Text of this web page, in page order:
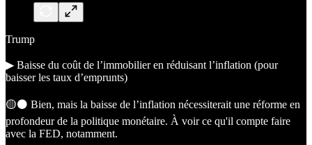
Trump
▶︎ Baisse du coût de l’immobilier en réduisant l’inflation (pour
baisser les taux d’emprunts)
🟡⚫️ Bien, mais la baisse de l’inflation nécessiterait une réforme en
profondeur de la politique monétaire. À voir ce qu'il compte faire
avec la FED, notamment.